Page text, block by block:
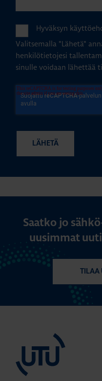
Hyväksyn
Valitsemalla "Lähetä"
henkilötietojesi
sinulle voidaan lähettää
Saatko jo
uusimmat
TILAA